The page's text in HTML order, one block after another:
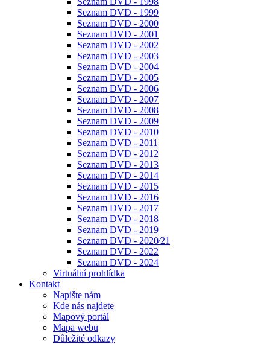
Seznam DVD - 1999
Seznam DVD - 2000
Seznam DVD - 2001
Seznam DVD - 2002
Seznam DVD - 2003
Seznam DVD - 2004
Seznam DVD - 2005
Seznam DVD - 2006
Seznam DVD - 2007
Seznam DVD - 2008
Seznam DVD - 2009
Seznam DVD - 2010
Seznam DVD - 2011
Seznam DVD - 2012
Seznam DVD - 2013
Seznam DVD - 2014
Seznam DVD - 2015
Seznam DVD - 2016
Seznam DVD - 2017
Seznam DVD - 2018
Seznam DVD - 2019
Seznam DVD - 2020⁄21
Seznam DVD - 2022
Seznam DVD - 2024
Virtuální prohlídka
Kontakt
Napište nám
Kde nás najdete
Mapový portál
Mapa webu
Důležité odkazy